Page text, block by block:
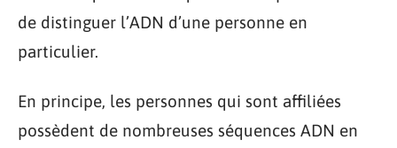
de distinguer l’ADN d’une personne en
particulier.
En principe, les personnes qui sont affiliées
possèdent de nombreuses séquences ADN en